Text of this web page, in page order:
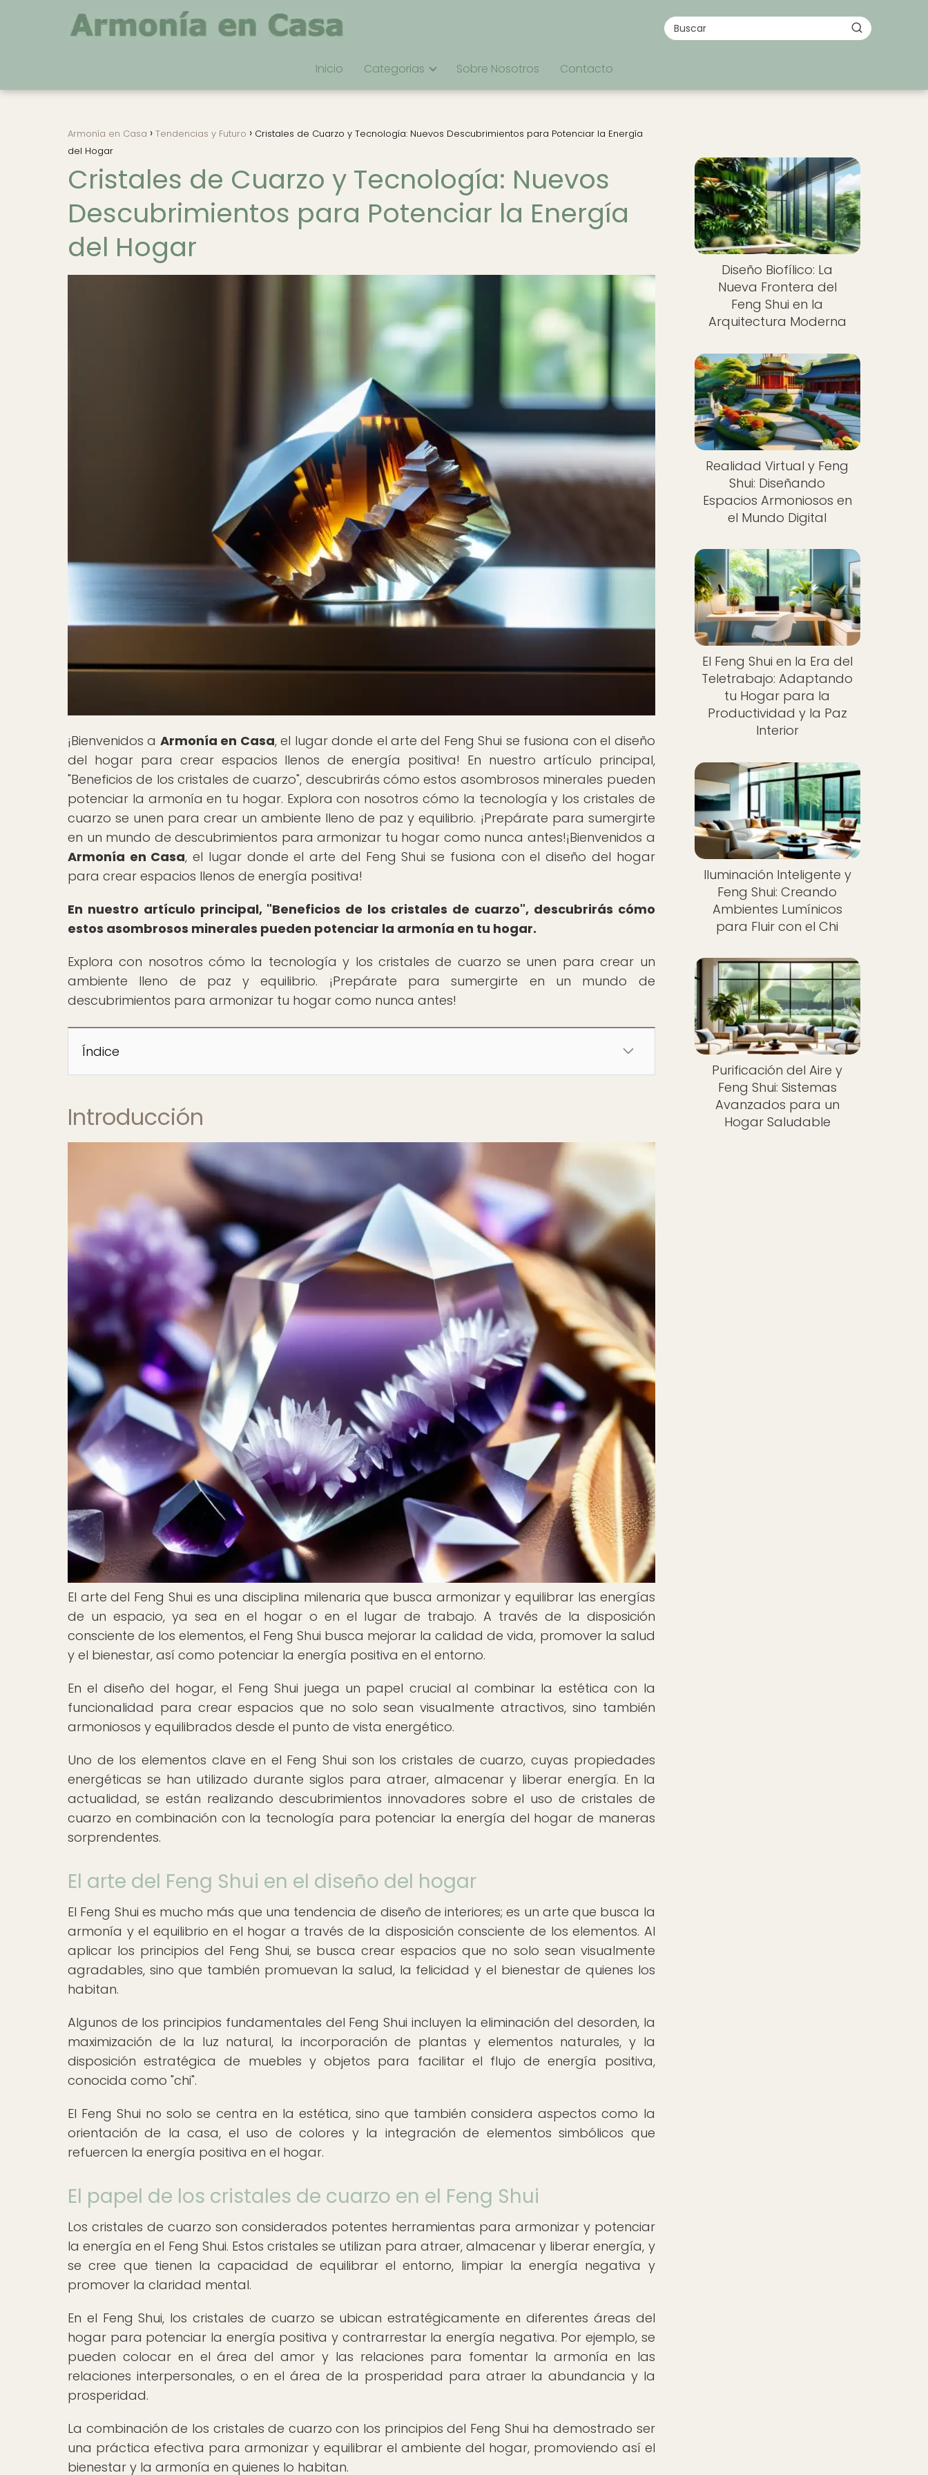
Inicio Categorias Sobre Nosotros Contacto
Armonía en Casa Tendencias y Futuro
Cristales de Cuarzo y Tecnología: Nuevos Descubrimientos para Potenciar la Energía
del Hogar
Cristales de Cuarzo y Tecnología: Nuevos
Descubrimientos para Potenciar la Energía
del Hogar
¡Bienvenidos a Armonía en Casa, el lugar donde el arte del Feng Shui se fusiona con el diseño
del hogar para crear espacios llenos de energía positiva! En nuestro artículo principal,
"Beneficios de los cristales de cuarzo", descubrirás cómo estos asombrosos minerales pueden
potenciar la armonía en tu hogar. Explora con nosotros cómo la tecnología y los cristales de
cuarzo se unen para crear un ambiente lleno de paz y equilibrio. ¡Prepárate para sumergirte
en un mundo de descubrimientos para armonizar tu hogar como nunca antes!¡Bienvenidos a
Armonía en Casa, el lugar donde el arte del Feng Shui se fusiona con el diseño del hogar
para crear espacios llenos de energía positiva!
En nuestro artículo principal, "Beneficios de los cristales de cuarzo", descubrirás cómo
estos asombrosos minerales pueden potenciar la armonía en tu hogar.
Explora con nosotros cómo la tecnología y los cristales de cuarzo se unen para crear un
ambiente lleno de paz y equilibrio. ¡Prepárate para sumergirte en un mundo de
descubrimientos para armonizar tu hogar como nunca antes!
Índice
Introducción
El arte del Feng Shui es una disciplina milenaria que busca armonizar y equilibrar las energías
de un espacio, ya sea en el hogar o en el lugar de trabajo. A través de la disposición
consciente de los elementos, el Feng Shui busca mejorar la calidad de vida, promover la salud
y el bienestar, así como potenciar la energía positiva en el entorno.
En el diseño del hogar, el Feng Shui juega un papel crucial al combinar la estética con la
funcionalidad para crear espacios que no solo sean visualmente atractivos, sino también
armoniosos y equilibrados desde el punto de vista energético.
Uno de los elementos clave en el Feng Shui son los cristales de cuarzo, cuyas propiedades
energéticas se han utilizado durante siglos para atraer, almacenar y liberar energía. En la
actualidad, se están realizando descubrimientos innovadores sobre el uso de cristales de
cuarzo en combinación con la tecnología para potenciar la energía del hogar de maneras
sorprendentes.
El arte del Feng Shui en el diseño del hogar
El Feng Shui es mucho más que una tendencia de diseño de interiores; es un arte que busca la
armonía y el equilibrio en el hogar a través de la disposición consciente de los elementos. Al
aplicar los principios del Feng Shui, se busca crear espacios que no solo sean visualmente
agradables, sino que también promuevan la salud, la felicidad y el bienestar de quienes los
habitan.
Algunos de los principios fundamentales del Feng Shui incluyen la eliminación del desorden, la
maximización de la luz natural, la incorporación de plantas y elementos naturales, y la
disposición estratégica de muebles y objetos para facilitar el flujo de energía positiva,
conocida como "chi".
El Feng Shui no solo se centra en la estética, sino que también considera aspectos como la
orientación de la casa, el uso de colores y la integración de elementos simbólicos que
refuercen la energía positiva en el hogar.
El papel de los cristales de cuarzo en el Feng Shui
Los cristales de cuarzo son considerados potentes herramientas para armonizar y potenciar
la energía en el Feng Shui. Estos cristales se utilizan para atraer, almacenar y liberar energía, y
se cree que tienen la capacidad de equilibrar el entorno, limpiar la energía negativa y
promover la claridad mental.
En el Feng Shui, los cristales de cuarzo se ubican estratégicamente en diferentes áreas del
hogar para potenciar la energía positiva y contrarrestar la energía negativa. Por ejemplo, se
pueden colocar en el área del amor y las relaciones para fomentar la armonía en las
relaciones interpersonales, o en el área de la prosperidad para atraer la abundancia y la
prosperidad.
La combinación de los cristales de cuarzo con los principios del Feng Shui ha demostrado ser
una práctica efectiva para armonizar y equilibrar el ambiente del hogar, promoviendo así el
bienestar y la armonía en quienes lo habitan.
Diseño Biofílico: La
Nueva Frontera del
Feng Shui en la
Arquitectura Moderna
Realidad Virtual y Feng
Shui: Diseñando
Espacios Armoniosos en
el Mundo Digital
El Feng Shui en la Era del
Teletrabajo: Adaptando
tu Hogar para la
Productividad y la Paz
Interior
Iluminación Inteligente y
Feng Shui: Creando
Ambientes Lumínicos
para Fluir con el Chi
Purificación del Aire y
Feng Shui: Sistemas
Avanzados para un
Hogar Saludable